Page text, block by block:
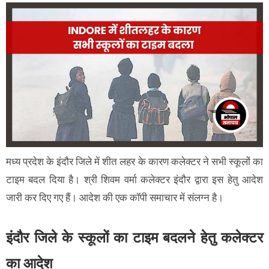
मध्य प्रदेश के इंदौर जिले में शीत लहर के कारण कलेक्टर ने सभी स्कूलों का
टाइम बदल दिया है। श्री शिवम वर्मा कलेक्टर इंदौर द्वारा इस हेतु आदेश
जारी कर दिए गए हैं। आदेश की एक कॉपी समाचार में संलग्न है।
इंदौर जिले के स्कूलों का टाइम बदलने हेतु कलेक्टर
का आदेश